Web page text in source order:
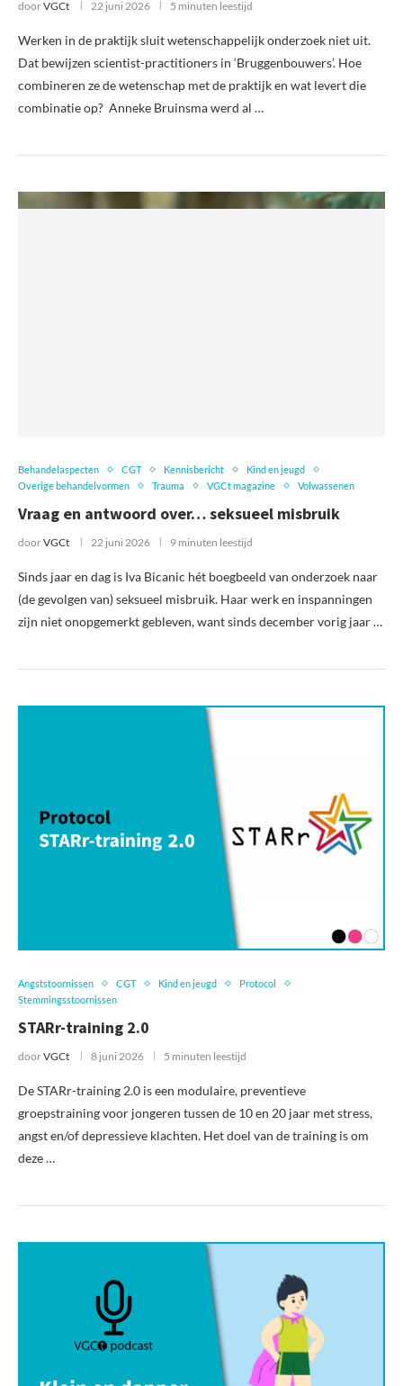
doorVGCt 22 juni 2026 5 minuten leestijd
Werken in de praktijk sluit wetenschappelijk onderzoek niet uit.
Dat bewijzen scientist-practitioners in ‘Bruggenbouwers’. Hoe
combineren ze de wetenschap met de praktijk en wat levert die
combinatie op? Anneke Bruinsma werd al …
Behandelaspecten CGT Kennisbericht
Kind en jeugd
Overige behandelvormen
Trauma VGCt magazine Volwassenen
Vraag en antwoord over… seksueel misbruik
doorVGCt 22 juni 2026 9 minuten leestijd
Sinds jaar en dag is Iva Bicanic hét boegbeeld van onderzoek naar
(de gevolgen van) seksueel misbruik. Haar werk en inspanningen
zijn niet onopgemerkt gebleven, want sinds december vorig jaar …
Angststoornissen CGT Kind en jeugd
Protocol
Stemmingsstoornissen
STARr-training 2.0
doorVGCt 8 juni 2026 5 minuten leestijd
De STARr-training 2.0 is een modulaire, preventieve
groepstraining voor jongeren tussen de 10 en 20 jaar met stress,
angst en/of depressieve klachten. Het doel van de training is om
deze …